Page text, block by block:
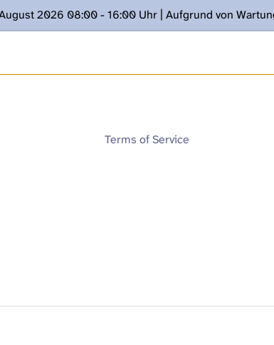
2026 08:00 - 16:00 Uhr | Aufgrund von
Kontakt: www.podcast.unibe.ch
Terms of Service